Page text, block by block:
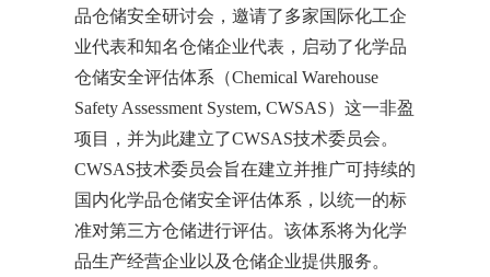
品仓储安全研讨会，邀请了多家国际化工企
业代表和知名仓储企业代表，启动了化学品
仓储安全评估体系（Chemical Warehouse
Safety Assessment System, CWSAS）这一非盈
项目，并为此建立了CWSAS技术委员会。
CWSAS技术委员会旨在建立并推广可持续的
国内化学品仓储安全评估体系，以统一的标
准对第三方仓储进行评估。该体系将为化学
品生产经营企业以及仓储企业提供服务。